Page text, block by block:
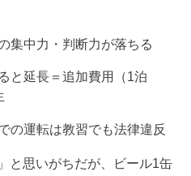
集中力・判断力が落ちる
と延長＝追加費用（1泊
の運転は教習でも法律違反
と思いがちだが、ビール1缶